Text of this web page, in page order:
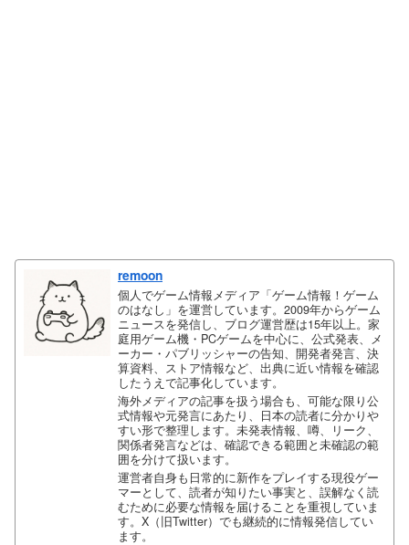
remoon
個人でゲーム情報メディア「ゲーム情報！ゲーム
のはなし」を運営しています。2009年からゲーム
ニュースを発信し、ブログ運営歴は15年以上。家
庭用ゲーム機・PCゲームを中心に、公式発表、メ
ーカー・パブリッシャーの告知、開発者発言、決
算資料、ストア情報など、出典に近い情報を確認
したうえで記事化しています。
海外メディアの記事を扱う場合も、可能な限り公
式情報や元発言にあたり、日本の読者に分かりや
すい形で整理します。未発表情報、噂、リーク、
関係者発言などは、確認できる範囲と未確認の範
囲を分けて扱います。
運営者自身も日常的に新作をプレイする現役ゲー
マーとして、読者が知りたい事実と、誤解なく読
むために必要な情報を届けることを重視していま
す。X（旧Twitter）でも継続的に情報発信してい
ます。